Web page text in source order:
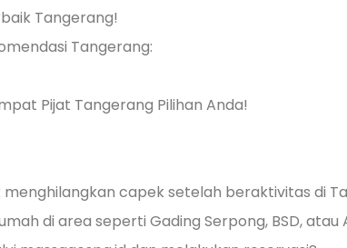
Tangerang!
Tangerang:
Pijat Tangerang Pilihan Anda!
capek setelah beraktivitas di
di area seperti Gading Serpong, BSD, atau